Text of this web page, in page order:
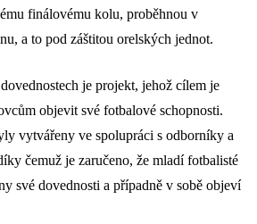
finálovému kolu, proběhnou v
a to pod záštitou orelských jednot.
je projekt, jehož cílem je
objevit své fotbalové schopnosti.
vytvářeny ve spolupráci s odborníky a
čemuž je zaručeno, že mladí fotbalisté
své dovednosti a případně v sobě objeví